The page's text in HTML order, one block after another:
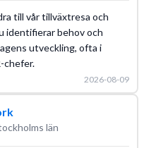
till vår tillväxtresa och
identifierar behov och
utveckling, ofta i
chefer.
2026-08-09
län